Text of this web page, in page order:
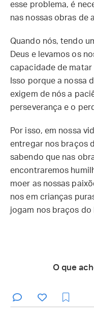
esse problema, é
nas nossas obras de
Quando nós, tendo
Deus e levamos os
capacidade de matar
Isso porque a nossa
exigem de nós a
perseverança e o
Por isso, em nossa
entregar nos braços
sabendo que nas
encontraremos
moer as nossas
nos em crianças
jogam nos braços do
O que